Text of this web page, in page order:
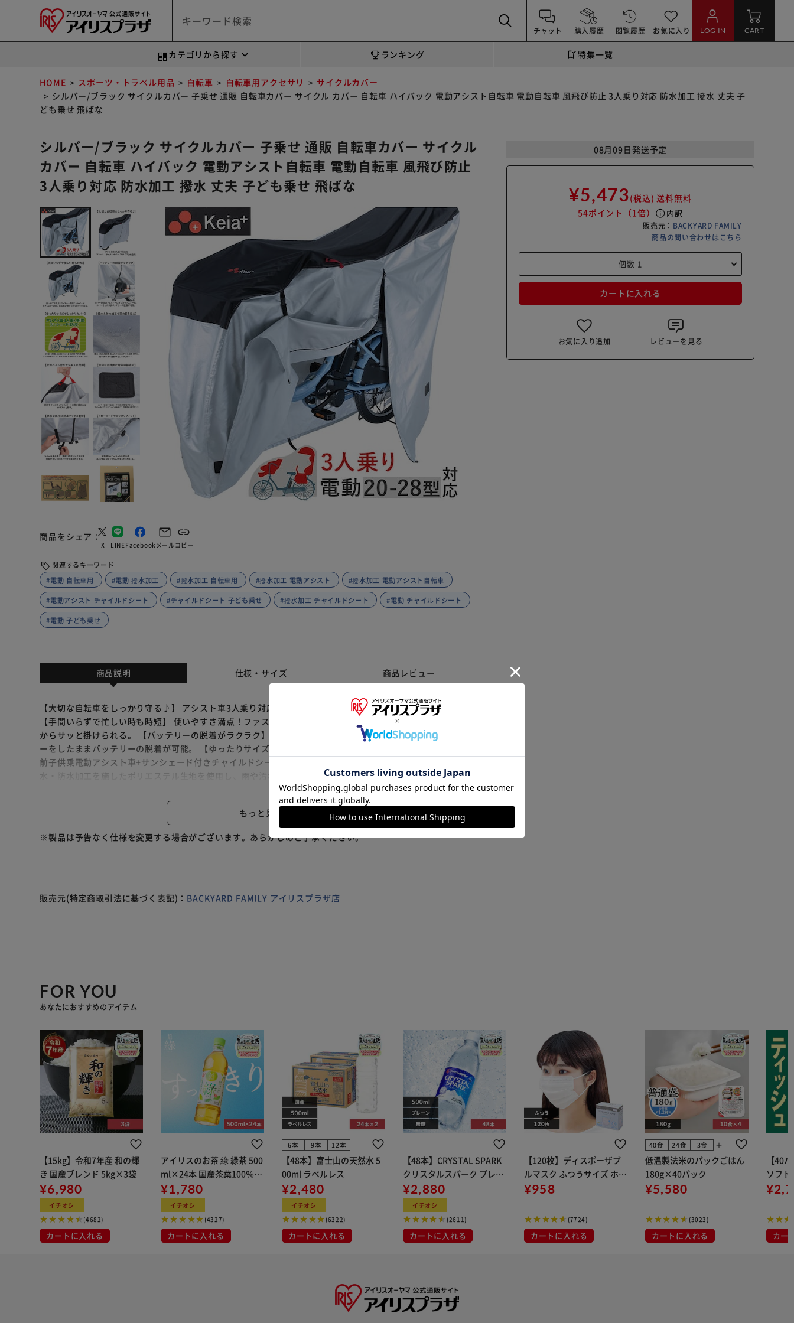
チャット 購入履歴 閲覧履歴 お気に入り LOG IN CART
カテゴリから探す ランキング 特集一覧
HOME スポーツ・トラベル用品 自転車 自転車用アクセサリ
サイクルカバー
シルバー/ブラック サイクルカバー 子乗せ 通販 自転車カバー サイクル カバー 自転車 ハイバック 電動アシスト自転車 電動自転車 風飛び防止 3人乗り対応 防水加工 撥水 丈夫 子
ども乗せ 飛ばな
シルバー/ブラック サイクルカバー 子乗せ 通販 自転車カバー サイクル
カバー 自転車 ハイバック 電動アシスト自転車 電動自転車 風飛び防止
3人乗り対応 防水加工 撥水 丈夫 子ども乗せ 飛ばな
商品をシェア
X LINEFacebookメールコピー
関連するキーワード
#電動 自転車用
#電動 撥水加工 #撥水加工 自転車用 #撥水加工 電動アシスト #撥水加工 電動アシスト自転車
#電動アシスト チャイルドシート #チャイルドシート 子ども乗せ #撥水加工 チャイルドシート #電動 チャイルドシート
#電動 子ども乗せ
08月09日発送予定
¥5,473(税込) 送料無料
54ポイント （1倍） info 内訳
販売元： BACKYARD FAMILY
商品の問い合わせはこちら
カートに入れる
お気に入り追加 レビューを見る
商品説明 仕様・サイズ 商品レビュー
【大切な自転車をしっかり守る♪】 アシスト車3人乗り対応の「Keia＋ サイクルカバー 3Lサイズ」が登場。
【手間いらずで忙しい時も時短】 使いやすさ満点！ファスナーを開くとカバーが大きく広がるので、自転車の横
からサッと掛けられる。 【バッテリーの脱着がラクラク】 カバー側面のファスナーはダブルファスナー式。カバ
ーをしたままバッテリーの脱着が可能。 【ゆったりサイズでしっかりカバー】 20型～28型、全長190cmまでの
前子供乗電動アシスト車+サンシェード付きチャイルドシートに対応。 【撥水＆防水加工で雨の日も安心】 撥
水・防水加工を施したポリエステル生地を使用し、雨や汚れから自転車をしっかりガード。 【乾燥ベルト付きで
お手入れ簡単】 雨粒をサッと払ってからポールに巻き付ければお手入れも簡単。 【便利な盗難防止対策の補強
穴】 カバーフロントにロック対応の補強穴付き。カバーをしたままロックが出来て、盗難防止対策に◎ 【便利な
風飛び防止バックル付き】 カバー中央の裾に、風飛び防止バックル付き。雨風が強い日もカバーが飛ばされず安
心。 【ドローコードでピッタリフィット】 背面裾のドローコードを絞れば、3D立体縫製でフォルムがすっきり
きれいに。
もっと見る
※製品は予告なく仕様を変更する場合がございます。あらかじめご了承ください。
販売元(特定商取引法に基づく表記)： BACKYARD FAMILY アイリスプラザ店
FOR YOU
あなたにおすすめのアイテム
【15kg】令和7年産 和の輝
き 国産ブレンド 5kg×3袋
¥6,980
イチオシ
(4682)
カートに入れる
アイリスのお茶 綠 緑茶 500
ml×24本 国産茶葉100％使
用
¥1,780
イチオシ
(4327)
カートに入れる
6本 9本 12本
【48本】富士山の天然水 5
00ml ラベルレス
¥2,480
イチオシ
(6322)
カートに入れる
【48本】CRYSTAL SPARK
クリスタルスパーク プレー
ン 500ml
¥2,880
イチオシ
(2611)
カートに入れる
【120枚】ディスポーザブ
ルマスク ふつうサイズ ホワ
イト 大容量 DISPOSABLE
布
¥958
(7724)
カートに入れる
40食 24食 3食 add
低温製法米のパックごはん
180g×40パック
¥5,580
(3023)
カートに入れる
【40
ソフ
組) 5
カー
※ご確認ください